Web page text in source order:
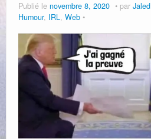
Jeux de plateau
Film – Série
IRL
Livre – BD
Publié le novembre 8, 2020 par Jaled
Humour, IRL, Web